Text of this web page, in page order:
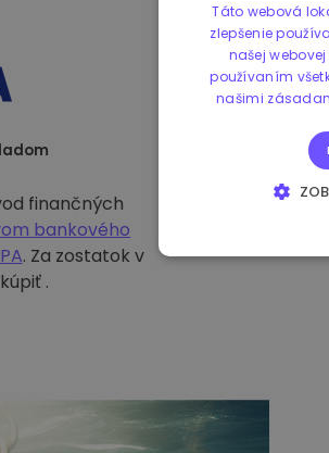
finančných
bankového
. Za zostatok v
.
Táto webová
zlepšenie
našej
používaním
našimi